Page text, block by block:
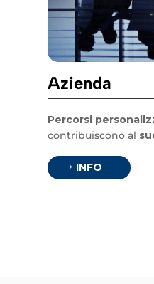
Azienda
Percorsi
contribuiscono al
INFO